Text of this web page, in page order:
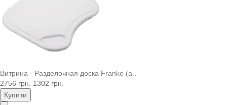
Витрина - Разделочная доска Franke (a..
2756 грн. 1302 грн.
Купити